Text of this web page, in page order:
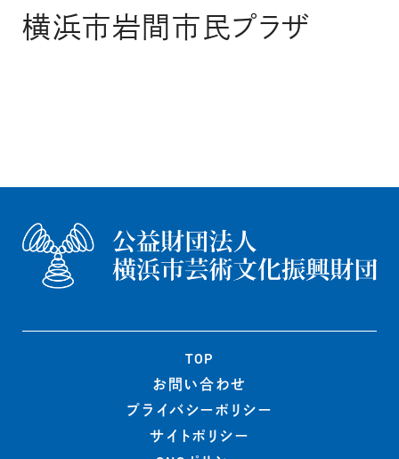
横浜市岩間市民プラザ
TOP
お問い合わせ
プライバシーポリシー
サイトポリシー